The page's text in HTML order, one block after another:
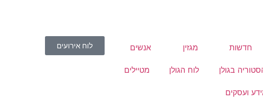
חדשות מגזין אנשים
בגולן לוח הגולן מטיילים
ועסקים
לוח אירועים